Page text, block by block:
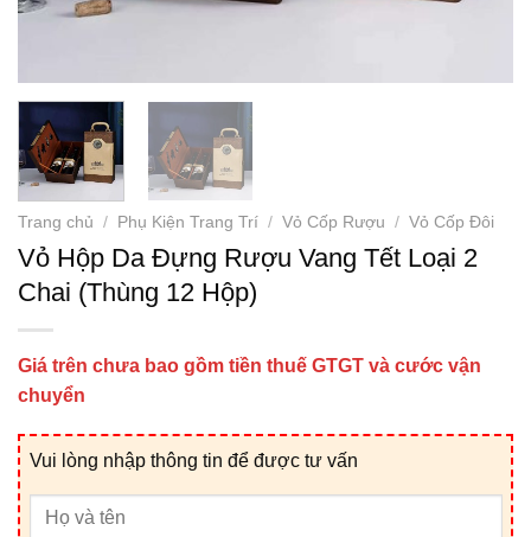
Trang chủ / Phụ Kiện Trang Trí / Vỏ Cốp Rượu / Vỏ Cốp Đôi
Vỏ Hộp Da Đựng Rượu Vang Tết Loại 2
Chai (Thùng 12 Hộp)
Giá trên chưa bao gồm tiền thuế GTGT và cước vận
chuyển
Vui lòng nhập thông tin để được tư vấn